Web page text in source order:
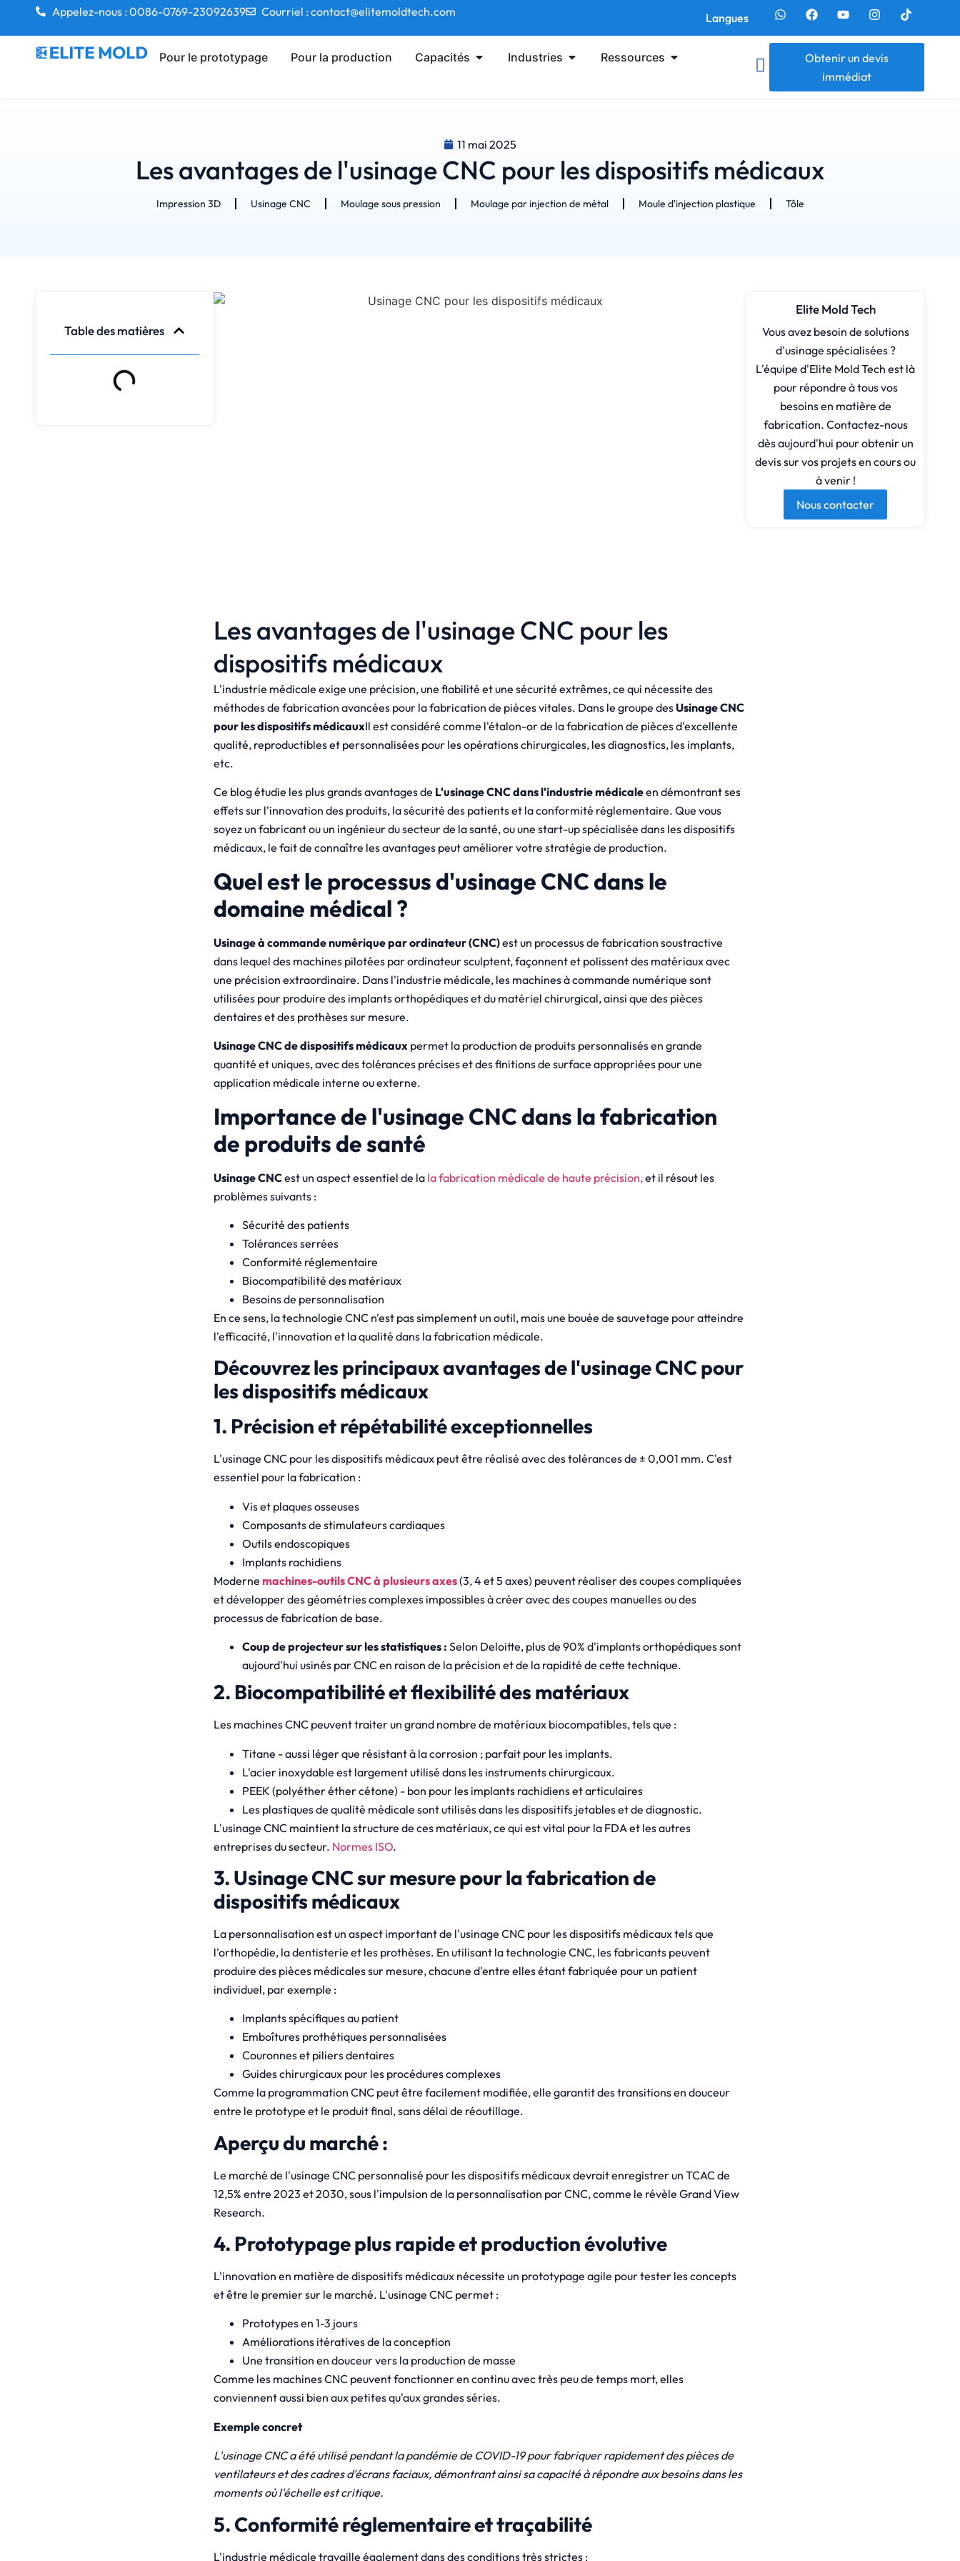
Appelez-nous : 0086-0769-23092639 Courriel : contact@elitemoldtech.com Langues
Pour le prototypage Pour la production Capacités Industries Ressources
Obtenir un devis
immédiat
11 mai 2025
Les avantages de l'usinage CNC pour les dispositifs médicaux
Impression 3D Usinage CNC Moulage sous pression Moulage par injection de métal Moule d'injection plastique Tôle
Table des matières
Les avantages de l'usinage CNC pour les
dispositifs médicaux
L'industrie médicale exige une précision, une fiabilité et une sécurité extrêmes, ce qui nécessite des
méthodes de fabrication avancées pour la fabrication de pièces vitales. Dans le groupe des Usinage CNC
pour les dispositifs médicauxIl est considéré comme l'étalon-or de la fabrication de pièces d'excellente
qualité, reproductibles et personnalisées pour les opérations chirurgicales, les diagnostics, les implants,
etc.
Ce blog étudie les plus grands avantages de L'usinage CNC dans l'industrie médicaleen démontrant ses
effets sur l'innovation des produits, la sécurité des patients et la conformité réglementaire. Que vous
soyez un fabricant ou un ingénieur du secteur de la santé, ou une start-up spécialisée dans les dispositifs
médicaux, le fait de connaître les avantages peut améliorer votre stratégie de production.
Quel est le processus d'usinage CNC dans le
domaine médical ?
Usinage à commande numérique par ordinateur (CNC)est un processus de fabrication soustractive
dans lequel des machines pilotées par ordinateur sculptent, façonnent et polissent des matériaux avec
une précision extraordinaire. Dans l'industrie médicale, les machines à commande numérique sont
utilisées pour produire des implants orthopédiques et du matériel chirurgical, ainsi que des pièces
dentaires et des prothèses sur mesure.
Usinage CNC de dispositifs médicaux permet la production de produits personnalisés en grande
quantité et uniques, avec des tolérances précises et des finitions de surface appropriées pour une
application médicale interne ou externe.
Importance de l'usinage CNC dans la fabrication
de produits de santé
Usinage CNCest un aspect essentiel de la la fabrication médicale de haute précision,et il résout les
problèmes suivants :
Sécurité des patients
Tolérances serrées
Conformité réglementaire
Biocompatibilité des matériaux
Besoins de personnalisation
En ce sens, la technologie CNC n'est pas simplement un outil, mais une bouée de sauvetage pour atteindre
l'efficacité, l'innovation et la qualité dans la fabrication médicale.
Découvrez les principaux avantages de l'usinage CNC pour
les dispositifs médicaux
1. Précision et répétabilité exceptionnelles
L'usinage CNC pour les dispositifs médicaux peut être réalisé avec des tolérances de ± 0,001 mm. C'est
essentiel pour la fabrication :
Vis et plaques osseuses
Composants de stimulateurs cardiaques
Outils endoscopiques
Implants rachidiens
Moderne machines-outils CNC à plusieurs axes(3, 4 et 5 axes) peuvent réaliser des coupes compliquées
et développer des géométries complexes impossibles à créer avec des coupes manuelles ou des
processus de fabrication de base.
Coup de projecteur sur les statistiques : Selon Deloitte, plus de 90% d'implants orthopédiques sont
aujourd'hui usinés par CNC en raison de la précision et de la rapidité de cette technique.
2. Biocompatibilité et flexibilité des matériaux
Les machines CNC peuvent traiter un grand nombre de matériaux biocompatibles, tels que :
Titane - aussi léger que résistant à la corrosion ; parfait pour les implants.
L'acier inoxydable est largement utilisé dans les instruments chirurgicaux.
PEEK (polyéther éther cétone) - bon pour les implants rachidiens et articulaires
Les plastiques de qualité médicale sont utilisés dans les dispositifs jetables et de diagnostic.
L'usinage CNC maintient la structure de ces matériaux, ce qui est vital pour la FDA et les autres
entreprises du secteur. Normes ISO.
3. Usinage CNC sur mesure pour la fabrication de
dispositifs médicaux
La personnalisation est un aspect important de l'usinage CNC pour les dispositifs médicaux tels que
l'orthopédie, la dentisterie et les prothèses. En utilisant la technologie CNC, les fabricants peuvent
produire des pièces médicales sur mesure, chacune d'entre elles étant fabriquée pour un patient
individuel, par exemple :
Implants spécifiques au patient
Emboîtures prothétiques personnalisées
Couronnes et piliers dentaires
Guides chirurgicaux pour les procédures complexes
Comme la programmation CNC peut être facilement modifiée, elle garantit des transitions en douceur
entre le prototype et le produit final, sans délai de réoutillage.
Aperçu du marché :
Le marché de l'usinage CNC personnalisé pour les dispositifs médicaux devrait enregistrer un TCAC de
12,5% entre 2023 et 2030, sous l'impulsion de la personnalisation par CNC, comme le révèle Grand View
Research.
4. Prototypage plus rapide et production évolutive
L'innovation en matière de dispositifs médicaux nécessite un prototypage agile pour tester les concepts
et être le premier sur le marché. L'usinage CNC permet :
Prototypes en 1-3 jours
Améliorations itératives de la conception
Une transition en douceur vers la production de masse
Comme les machines CNC peuvent fonctionner en continu avec très peu de temps mort, elles
conviennent aussi bien aux petites qu'aux grandes séries.
Exemple concret
L'usinage CNC a été utilisé pendant la pandémie de COVID-19 pour fabriquer rapidement des pièces de
ventilateurs et des cadres d'écrans faciaux, démontrant ainsi sa capacité à répondre aux besoins dans les
moments où l'échelle est critique.
5. Conformité réglementaire et traçabilité
L'industrie médicale travaille également dans des conditions très strictes :
Elite Mold Tech
Vous avez besoin de solutions
d'usinage spécialisées ?
L'équipe d'Elite Mold Tech est là
pour répondre à tous vos
besoins en matière de
fabrication. Contactez-nous
dès aujourd'hui pour obtenir un
devis sur vos projets en cours ou
à venir !
Nous contacter